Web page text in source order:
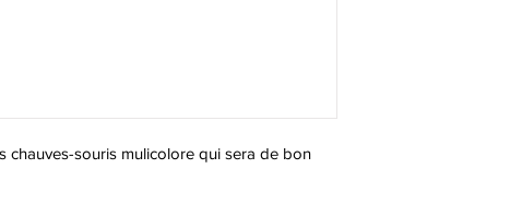
chauves-souris mulicolore qui sera de bon